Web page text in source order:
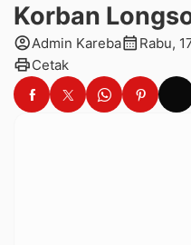
Korban
account_circleAdmin Karebacalendar_month Rabu,
printCetak